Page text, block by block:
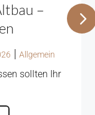
–
| Allgemein
sollten Ihr